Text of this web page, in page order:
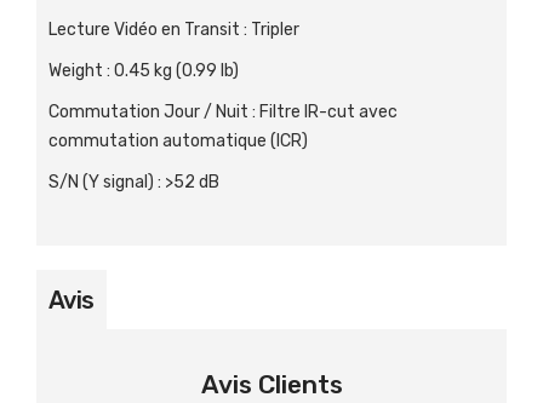
Lecture Vidéo en Transit : Tripler
Weight : 0.45 kg (0.99 lb)
Commutation Jour / Nuit : Filtre IR-cut avec
commutation automatique (ICR)
S/N (Y signal) : >52 dB
Avis
Avis Clients